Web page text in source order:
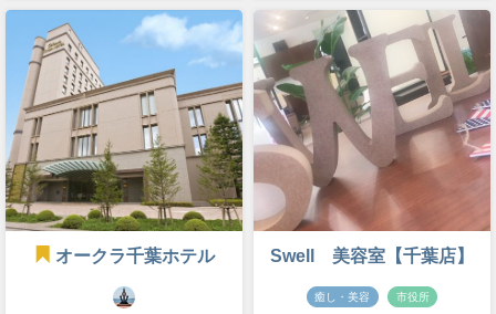
オークラ千葉ホテル Swell 美容室【千葉店】
癒し・美容 市役所